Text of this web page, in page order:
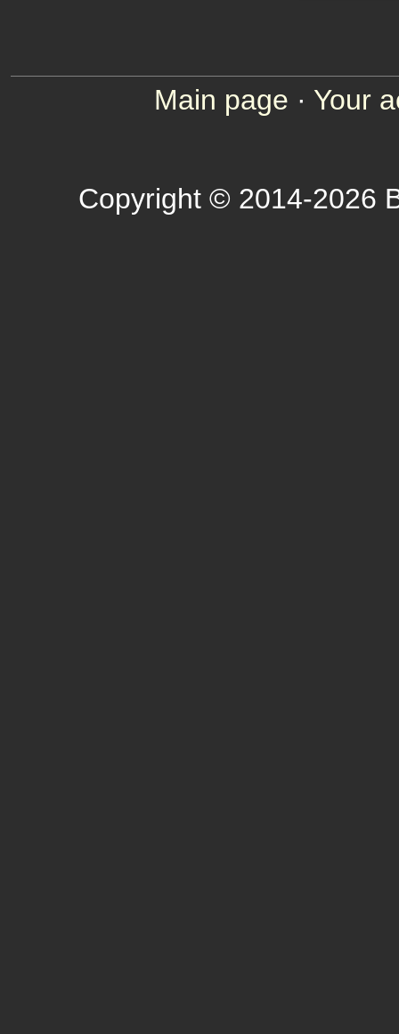
Main page · Your
Copyright © 2014-2026